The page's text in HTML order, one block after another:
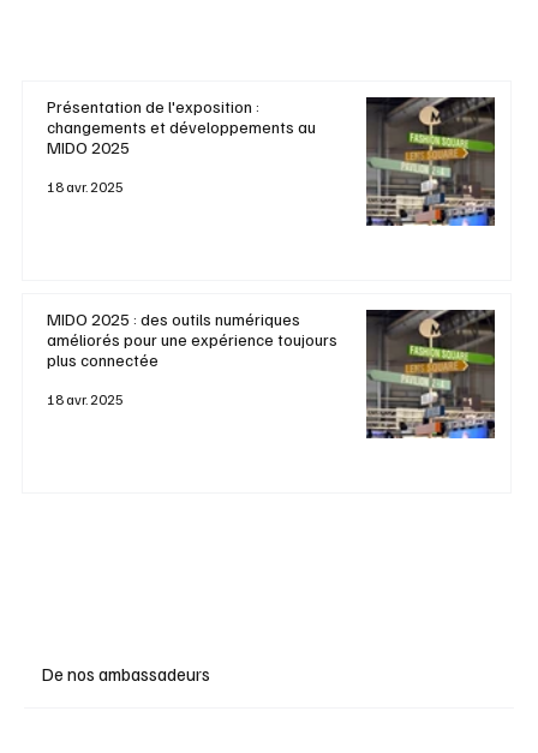
Présentation de l'exposition :
changements et développements au
MIDO 2025
18 avr. 2025
MIDO 2025 : des outils numériques
améliorés pour une expérience toujours
plus connectée
18 avr. 2025
De nos ambassadeurs